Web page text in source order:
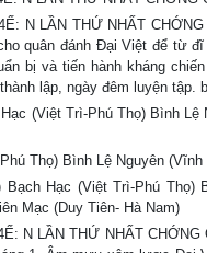
N LẦN THỨ NHẤT
quân đánh Đại Việt để từ
bị và tiến hành kháng
lập, ngày đêm luyện tập.
(Việt Trì-Phú Thọ) Bình
Thọ) Bình Lệ Nguyên
Bạch Hạc (Việt Trì-Phú
Mạc (Duy Tiên- Hà Nam)
N LẦN THỨ NHẤT